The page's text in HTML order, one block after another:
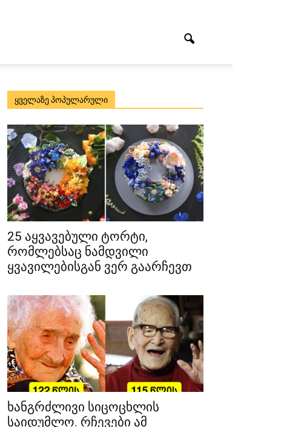
ყველაზე პოპულარული
25 აყვავებული ტორტი,
რომლებსაც ნამდვილი
ყვავილებისგან ვერ გაარჩევთ
ხანგრძლივი სიცოცხლის
საიდუმლო. რჩევები ამ